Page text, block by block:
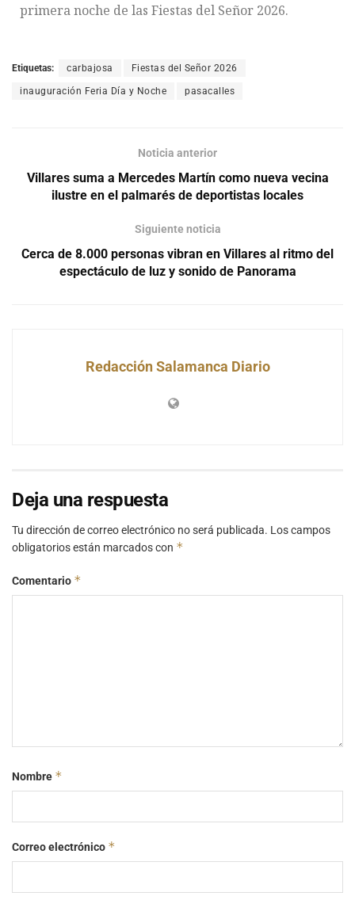
primera noche de las Fiestas del Señor 2026.
Etiquetas: carbajosa Fiestas del Señor 2026
inauguración Feria Día y Noche pasacalles
Noticia anterior
Villares suma a Mercedes Martín como nueva vecina
ilustre en el palmarés de deportistas locales
Siguiente noticia
Cerca de 8.000 personas vibran en Villares al ritmo del
espectáculo de luz y sonido de Panorama
Redacción Salamanca Diario
Deja una respuesta
Tu dirección de correo electrónico no será publicada. Los campos
obligatorios están marcados con *
Comentario *
Nombre *
Correo electrónico *